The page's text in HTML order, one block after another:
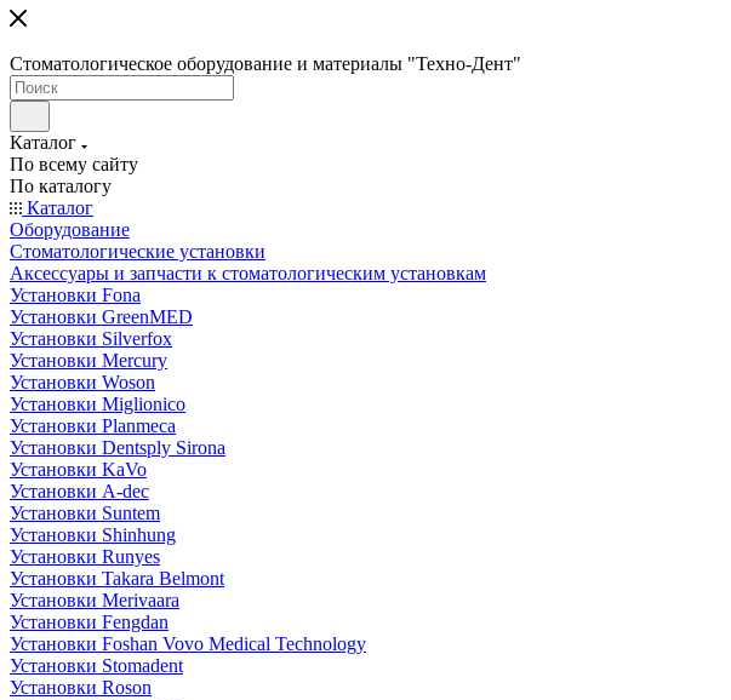
Стоматологическое оборудование и материалы "Техно-Дент"
Каталог
По всему сайту
По каталогу
Каталог
Оборудование
Стоматологические установки
Аксессуары и запчасти к стоматологическим установкам
Установки Fona
Установки GreenMED
Установки Silverfox
Установки Mercury
Установки Woson
Установки Miglionico
Установки Planmeca
Установки Dentsply Sirona
Установки KaVo
Установки A-dec
Установки Suntem
Установки Shinhung
Установки Runyes
Установки Takara Belmont
Установки Merivaara
Установки Fengdan
Установки Foshan Vovo Medical Technology
Установки Stomadent
Установки Roson